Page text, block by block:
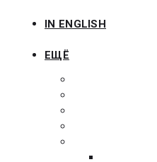
IN ENGLISH
ЕЩЁ